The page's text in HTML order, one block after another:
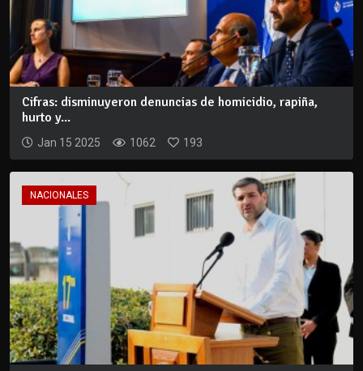
Cifras: disminuyeron denuncias de homicidio, rapiña,
hurto y...
Jan 15 2025 1062 193
NACIONALES